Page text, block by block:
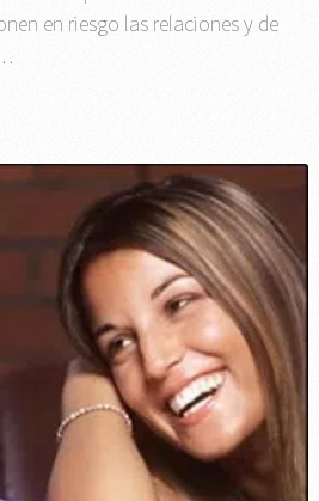
en riesgo las relaciones y de